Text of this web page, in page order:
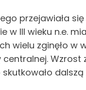
przejawiała
w III wieku n.e.
wielu zginęło
centralnej.